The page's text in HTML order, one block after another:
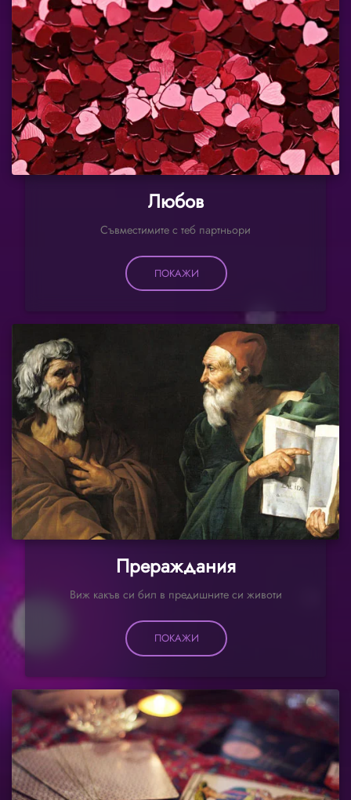
Любов
Съвместимите с теб партньори
ПОКАЖИ
Прераждания
Виж какъв си бил в предишните си животи
ПОКАЖИ